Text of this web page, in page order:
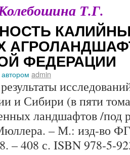
Т.Г.
ФЕДЕРАЦИИ
автором admin
и Сибири (в пяти
ландшафтов /
– М.: изд-во
– 408 с. ISBN 978-5-